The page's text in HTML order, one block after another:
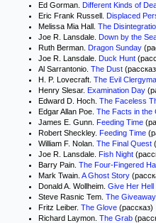
Ed Gorman. Different Kinds of
Eric Frank Russell. Displaced
Melissa Mia Hall. The
Joe R. Lansdale. Down by the
Ruth Berman. Dragon Sunday
Joe R. Lansdale. Duck Hunt
Al Sarrantonio. The Dust
H. P. Lovecraft. The Evil
Henry Slesar. Examination Day
Edward D. Hoch. The Faceless
Edgar Allan Poe. The Facts in the
James E. Gunn. Feeding Time
Robert Sheckley. Feeding Time
William F. Nolan. The Final Quest
Joe R. Lansdale. Fish Night
Barry Pain. The Four-Fingered
Mark Twain. A Ghost Story
Donald A. Wollheim. Give Her Hell
Steve Rasnic Tem. The Giveaway
Fritz Leiber. The Glove (рассказ)
Richard Laymon. The Grab